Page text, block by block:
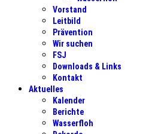
Leitbild
Prävention
Wir suchen
FSJ
Downloads & Links
Kontakt
Aktuelles
Kalender
Berichte
Wasserfloh
Rekorde
Training